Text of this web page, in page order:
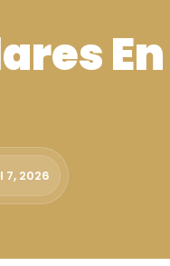
En
7, 2026